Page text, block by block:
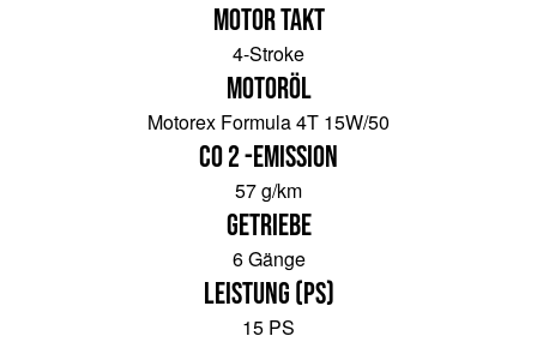
Motor Takt
4-Stroke
Motoröl
Motorex Formula 4T 15W/50
CO 2 -Emission
57 g/km
Getriebe
6 Gänge
Leistung (PS)
15 PS